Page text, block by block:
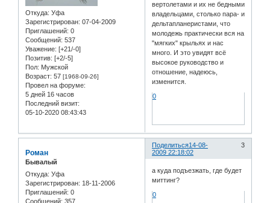
Откуда: Уфа
Зарегистрирован: 07-04-2009
Приглашений: 0
Сообщений: 537
Уважение: [+21/-0]
Позитив: [+2/-5]
Пол: Мужской
Возраст: 57 [1968-09-26]
Провел на форуме:
5 дней 16 часов
Последний визит:
05-10-2020 08:43:43
вертолетами и их не бедными
владельцами, столько пара- и
дельтапланеристами, что
молодежь практически вся на
"мягких" крыльях и нас
много. И это увидят всё
высокое руководство и
отношение, надеюсь,
изменится.
0
Поделиться 3
14-08-
2009 22:18:02
Роман
Бывалый
Откуда: Уфа
Зарегистрирован: 18-11-2006
Приглашений: 0
Сообщений: 357
а куда подъезжать, где будет
миттинг?
0